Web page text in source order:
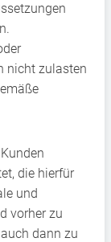
nicht zulasten
die hierfür
und
vorher zu
dann zu